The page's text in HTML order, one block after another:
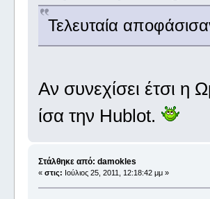
Τελευταία
Αν συνεχίσει έτσι η
ίσα την Hublot.
Στάλθηκε από: damokles
« στις: Ιούλιος 25, 2011, 12:18:42 μμ »